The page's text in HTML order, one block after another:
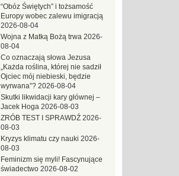
“Obóz Świętych” i tożsamość
Europy wobec zalewu imigracją
2026-08-04
Wojna z Matką Bożą trwa 2026-
08-04
Co oznaczają słowa Jezusa
„Każda roślina, której nie sadził
Ojciec mój niebieski, będzie
wyrwana”? 2026-08-04
Skutki likwidacji kary głównej –
Jacek Hoga 2026-08-03
ZRÓB TEST I SPRAWDŹ 2026-
08-03
Kryzys klimatu czy nauki 2026-
08-03
Feminizm się myli! Fascynujące
świadectwo 2026-08-02